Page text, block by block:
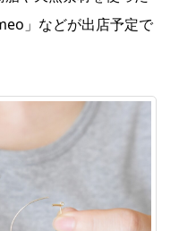
」などが出店予定で